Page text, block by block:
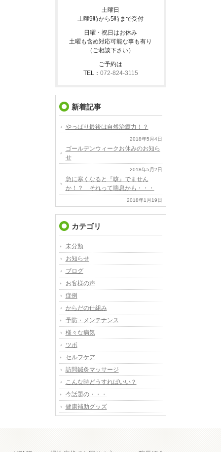
土曜日
土曜9時から5時まで受付
日曜・祝日はお休み
土曜も含め対応可能な事も有り
（ご相談下さい）
ご予約は
TEL： 072-824-3115
新着記事
やっぱり最後は自然治癒力！？
2018年5月4日
ゴールデンウィークお休みのお知ら
せ
2018年5月2日
急に寒くなると『咳』でません
か！？ それって喘息かも・・・
2018年1月19日
カテゴリ
未分類
お知らせ
ブログ
お客様の声
症例
からだの仕組み
予防・メンテナンス
様々な病気
ツボ
セルフケア
訪問鍼灸マッサージ
こんな時どうすればいい？
今話題の・・・
健康補助グッズ